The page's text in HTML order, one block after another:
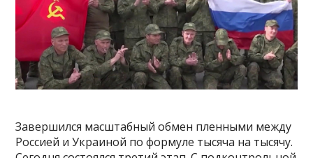
Завершился масштабный обмен пленными между
Россией и Украиной по формуле тысяча на тысячу.